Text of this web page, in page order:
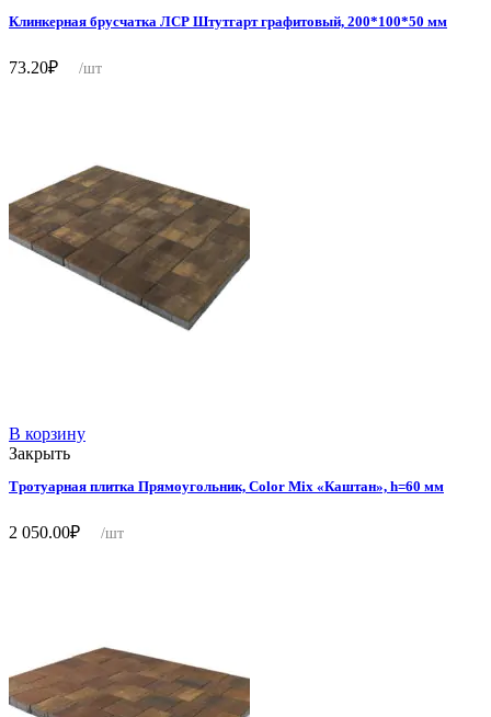
Клинкерная брусчатка ЛСР Штутгарт графитовый, 200*100*50 мм
73.20₽ /шт
В корзину
Закрыть
Тротуарная плитка Прямоугольник, Color Mix «Каштан», h=60 мм
2 050.00₽ /шт